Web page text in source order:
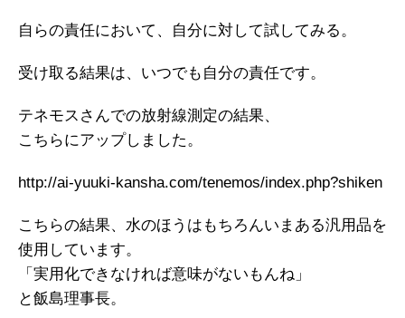
自らの責任において、自分に対して試してみる。
受け取る結果は、いつでも自分の責任です。
テネモスさんでの放射線測定の結果、
こちらにアップしました。
http://ai-yuuki-kansha.com/tenemos/index.php?shiken
こちらの結果、水のほうはもちろんいまある汎用品を
使用しています。
「実用化できなければ意味がないもんね」
と飯島理事長。